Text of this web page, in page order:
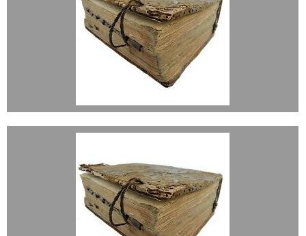
BAUTIZADOS 1790-1847